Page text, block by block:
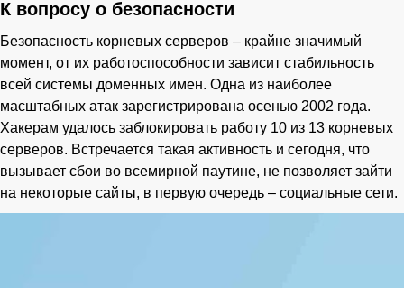
К вопросу о безопасности
Безопасность корневых серверов – крайне значимый
момент, от их работоспособности зависит стабильность
всей системы доменных имен. Одна из наиболее
масштабных атак зарегистрирована осенью 2002 года.
Хакерам удалось заблокировать работу 10 из 13 корневых
серверов. Встречается такая активность и сегодня, что
вызывает сбои во всемирной паутине, не позволяет зайти
на некоторые сайты, в первую очередь – социальные сети.